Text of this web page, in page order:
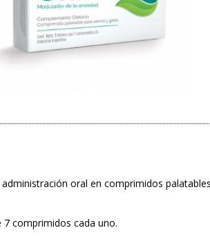
oral en comprimidos
7 comprimidos cada uno.